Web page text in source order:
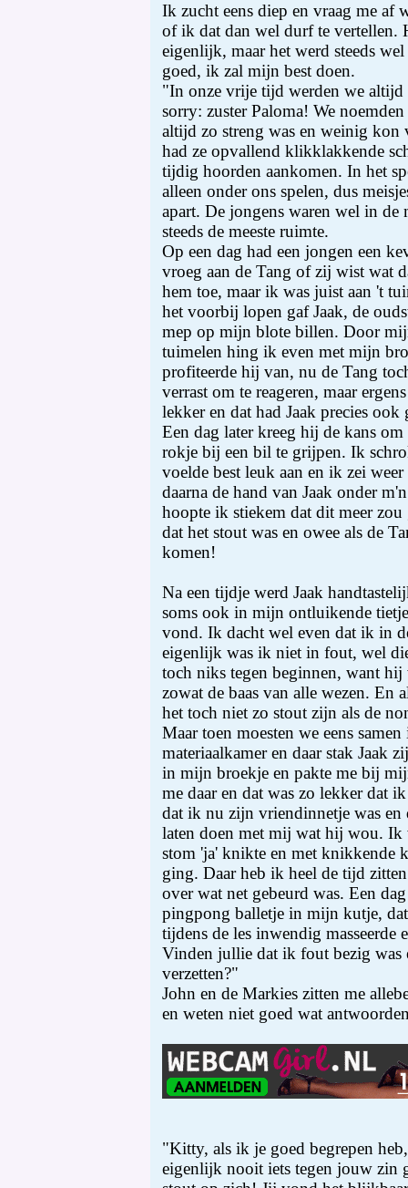
Ik zucht eens diep en vraag me af
of ik dat dan wel durf te vertellen.
eigenlijk, maar het werd steeds
goed, ik zal mijn best doen.
"In onze vrije tijd werden we altijd
sorry: zuster Paloma! We
altijd zo streng was en weinig kon
had ze opvallend klikklakkende
tijdig hoorden aankomen. In het
alleen onder ons spelen, dus
apart. De jongens waren wel in de
steeds de meeste ruimte.
Op een dag had een jongen een
vroeg aan de Tang of zij wist wat
hem toe, maar ik was juist aan 't
het voorbij lopen gaf Jaak, de
mep op mijn blote billen. Door
tuimelen hing ik even met mijn
profiteerde hij van, nu de Tang
verrast om te reageren, maar
lekker en dat had Jaak precies ook
Een dag later kreeg hij de kans
rokje bij een bil te grijpen. Ik
voelde best leuk aan en ik zei
daarna de hand van Jaak onder
hoopte ik stiekem dat dit meer
dat het stout was en owee als de
komen!
Na een tijdje werd Jaak
soms ook in mijn ontluikende
vond. Ik dacht wel even dat ik in
eigenlijk was ik niet in fout, wel
toch niks tegen beginnen, want hij
zowat de baas van alle wezen. En
het toch niet zo stout zijn als de
Maar toen moesten we eens
materiaalkamer en daar stak Jaak
in mijn broekje en pakte me bij
me daar en dat was zo lekker dat
dat ik nu zijn vriendinnetje was en
laten doen met mij wat hij wou. Ik
stom 'ja' knikte en met knikkende
ging. Daar heb ik heel de tijd
over wat net gebeurd was. Een
pingpong balletje in mijn kutje,
tijdens de les inwendig masseerde
Vinden jullie dat ik fout bezig was
verzetten?"
John en de Markies zitten me
en weten niet goed wat
"Kitty, als ik je goed begrepen
eigenlijk nooit iets tegen jouw zin